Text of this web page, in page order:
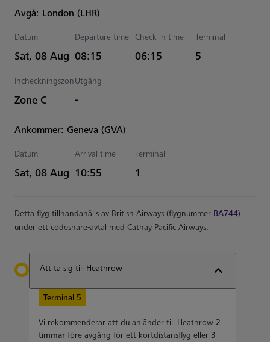
Avgå: London (LHR)
Datum
Sat, 08 Aug
Departure time
Estimated Tid
08:15
Check-in time
06:15
Terminal
5
Incheckningszon
Zone C
Utgång
-
Ankommer: Geneva (GVA)
Datum
Sat, 08 Aug
Arrival time
Estimated Tid
10:55
Terminal
1
Detta flyg tillhandahålls av British Airways (flygnummer BA744)
under ett codeshare-avtal med Cathay Pacific Airways.
Att ta sig till Heathrow
Terminal 5
Vi rekommenderar att du anländer till Heathrow 2
timmar före avgång för ett kortdistansflyg eller 3